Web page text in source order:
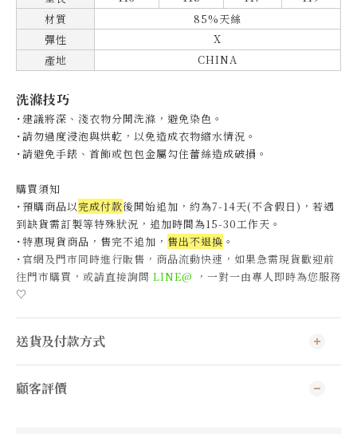
材質
85%天絲
彈性
X
產地
CHINA
洗滌技巧
˙建議將深、淺衣物分開洗滌，避免染色。
˙請勿過度浸泡與烘乾，以免造成衣物縮水情況。
˙請避免手錶、首飾或包包金屬勾住蕾絲造成破損。
購買須知
˙預購商品以完成付款後開始追加，約為7-14天(不含假日)， 若遇
到缺貨需訂製等特殊狀況，追加時間為15-30工作天 。
˙特惠現貨商品，售完不追加， 售出不退換 。
˙官網及門市同時進行販售，商品流動快速，如果急需現貨歡迎前
往門市購買，或請直接詢問 LINE@ ，一對一由專人即時為您服務
♡
送貨及付款方式
顧客評價